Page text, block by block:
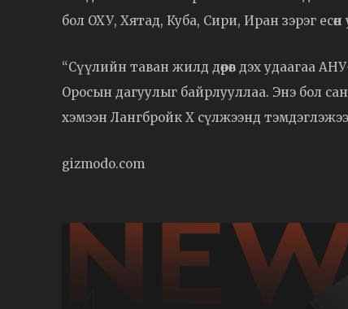
бол ОХУ, Хятад, Куба, Сири, Иран зэрэг есөн
“Сүүлийн таван жилд дөрөв дэх удаагаа
Оросын дагуулыг байрлууллаа. Энэ бол
хэмээн Лангбройк X сүлжээнд
gizmodo.com